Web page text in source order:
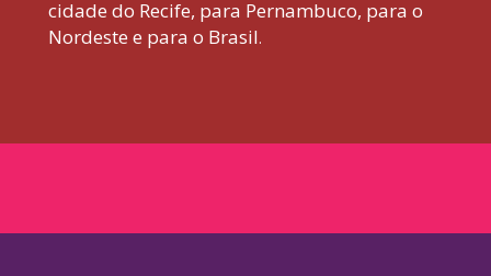
cidade do Recife, para Pernambuco, para o
Nordeste e para o Brasil.